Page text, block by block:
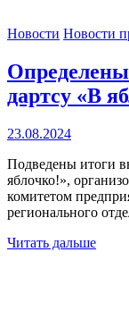
Новости Новости
дартсу «В
23.08.2024
Подведены итоги
яблочко!»,
комитетом
регионального
Читать дальше